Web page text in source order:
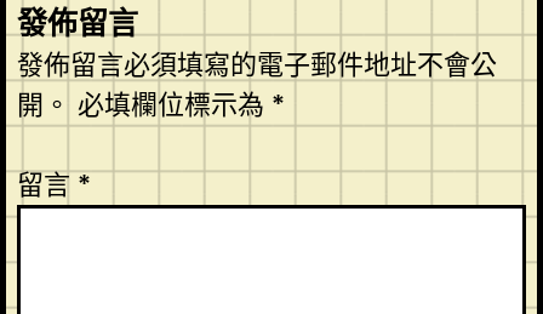
發佈留言
發佈留言必須填寫的電子郵件地址不會公
開。 必填欄位標示為 *
留言*